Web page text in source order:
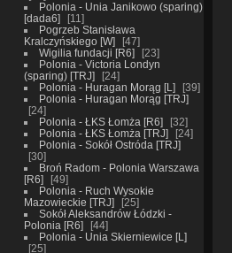
Polonia - Unia Janikowo (sparing)
[dada6]
11
Pogrzeb Stanisława
Kralczyńskiego [W]
47
Wigilia fundacji [R6]
23
Polonia - Victoria Londyn
(sparing) [TRJ]
24
Polonia - Huragan Morąg [L]
39
Polonia - Huragan Morąg [TRJ]
24
Polonia - ŁKS Łomża [R6]
32
Polonia - ŁKS Łomża [TRJ]
24
Polonia - Sokół Ostróda [TRJ]
30
Broń Radom - Polonia Warszawa
[R6]
49
Polonia - Ruch Wysokie
Mazowieckie [TRJ]
25
Sokół Aleksandrów Łódzki -
Polonia [R6]
44
Polonia - Unia Skierniewice [L]
25